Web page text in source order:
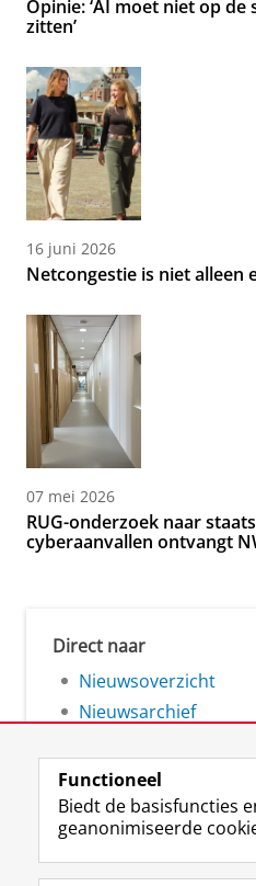
Opinie: ‘AI moet niet op
zitten’
16 juni 2026
Netcongestie is niet alleen
07 mei 2026
RUG-onderzoek naar
cyberaanvallen ontvangt
Direct naar
Nieuwsoverzicht
Nieuwsarchief
Volg de RUG
Functioneel
Biedt de basisfuncties
geanonimiseerde